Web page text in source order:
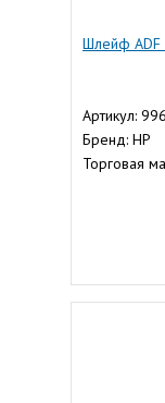
Шлейф ADF
Артикул:
Бренд: HP
Торговая